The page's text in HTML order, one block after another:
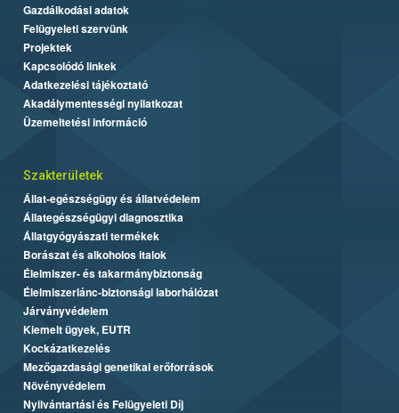
Gazdálkodási adatok
Felügyeleti szervünk
Projektek
Kapcsolódó linkek
Adatkezelési tájékoztató
Akadálymentességi nyilatkozat
Üzemeltetési információ
Szakterületek
Állat-egészségügy és állatvédelem
Állategészségügyi diagnosztika
Állatgyógyászati termékek
Borászat és alkoholos italok
Élelmiszer- és takarmánybiztonság
Élelmiszerlánc-biztonsági laborhálózat
Járványvédelem
Kiemelt ügyek, EUTR
Kockázatkezelés
Mezőgazdasági genetikai erőforrások
Növényvédelem
Nyilvántartási és Felügyeleti Díj